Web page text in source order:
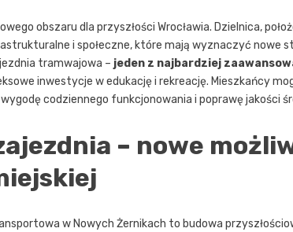
obszaru dla przyszłości Wrocławia. Dzielnica,
i społeczne, które mają wyznaczyć nowe
tramwajowa – jeden z najbardziej
inwestycje w edukację i rekreację. Mieszkańcy
codziennego funkcjonowania i poprawę jakości
– nowe
w Nowych Żernikach to budowa